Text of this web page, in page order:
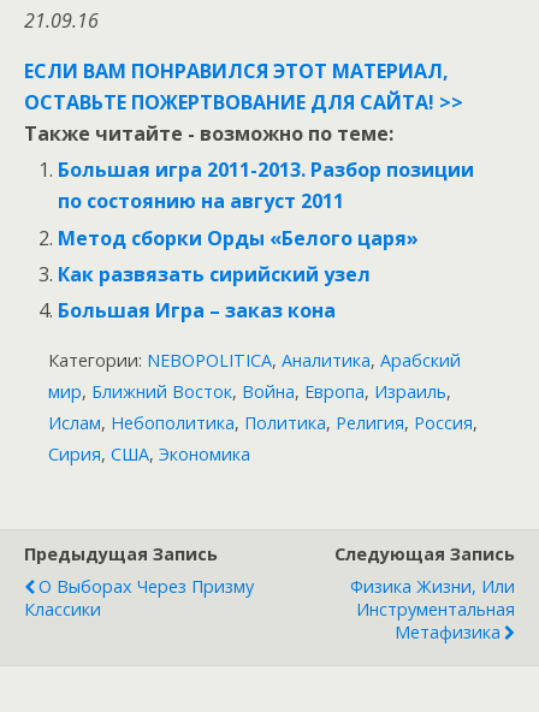
21.09.16
ЕСЛИ ВАМ ПОНРАВИЛСЯ ЭТОТ МАТЕРИАЛ,
ОСТАВЬТЕ ПОЖЕРТВОВАНИЕ ДЛЯ САЙТА! >>
Также читайте - возможно по теме:
Большая игра 2011-2013. Разбор позиции
по состоянию на август 2011
Метод сборки Орды «Белого царя»
Как развязать сирийский узел
Большая Игра – заказ кона
Категории: NEBOPOLITICA, Аналитика, Арабский
мир, Ближний Восток, Война, Европа, Израиль,
Ислам, Небополитика, Политика, Религия, Россия,
Сирия, США, Экономика
Предыдущая Запись
О Выборах Через Призму
Классики
Следующая Запись
Физика Жизни, Или
Инструментальная
Метафизика